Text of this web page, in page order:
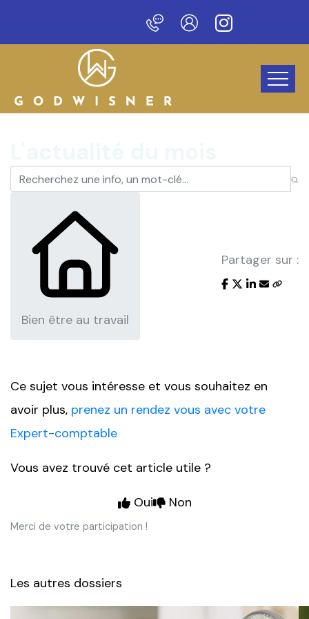
Bienvenue sur notre
Bien être au travail
Partager sur :
Ce sujet vous intéresse et vous souhaitez en
avoir plus, prenez un rendez vous avec votre
Expert-comptable
Vous avez trouvé cet article utile ?
Oui Non
Merci de votre participation !
Les autres dossiers